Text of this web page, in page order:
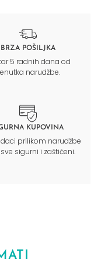
BRZA POŠILJKA
5 radnih dana od
narudžbe.
KUPOVINA
prilikom narudžbe
sigurni i zaštićeni.